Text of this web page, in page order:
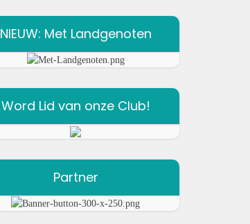
NIEUW: Met Landgenoten
Word Lid van onze Club!
Partner